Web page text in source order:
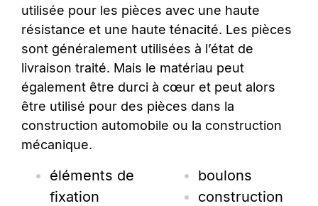
utilisée pour les pièces avec une haute
résistance et une haute ténacité. Les pièces
sont généralement utilisées à l’état de
livraison traité. Mais le matériau peut
également être durci à cœur et peut alors
être utilisé pour des pièces dans la
construction automobile ou la construction
mécanique.
éléments de
fixation
boulons
construction